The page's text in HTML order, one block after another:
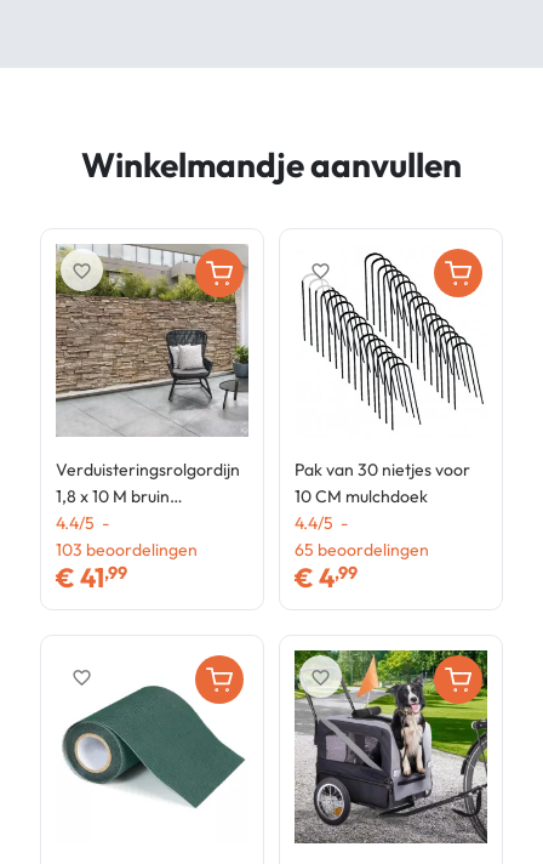
Winkelmandje aanvullen
Verduisteringsrolgordijn
1,8 x 10 M bruin
steenpatroon 160 gr/m²
(1,8 x 10 M)
4.4/5 -
103 beoordelingen
€41,99
favorite_border
favorite_border
Pak van 30 nietjes voor
10 CM mulchdoek
4.4/5 -
65 beoordelingen
€4,99
favorite_border
favorite_border